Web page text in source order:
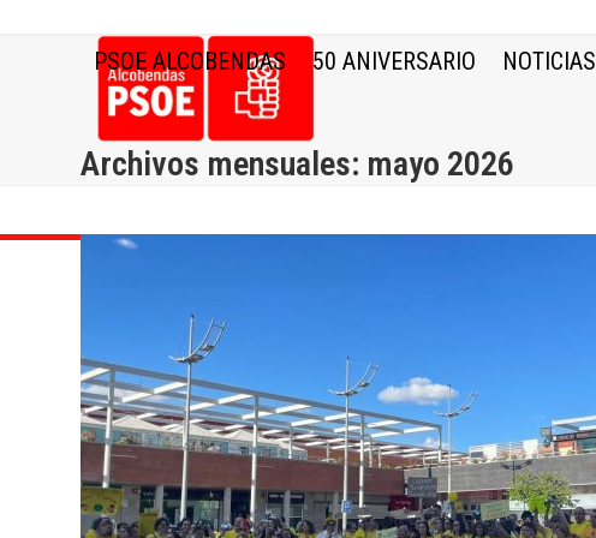
PSOE ALCOBENDAS 50 ANIVERSARIO NOTICIAS
Archivos mensuales: mayo 2026